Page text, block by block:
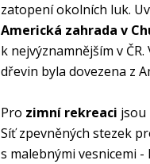
zatopení okolních luk.
Americká zahrada v
k nejvýznamnějším v
dřevin byla dovezena z
Pro zimní rekreaci jsou
Síť zpevněných stezek
s malebnými vesnicemi -